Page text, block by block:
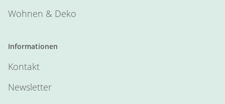
Wohnen & Deko
Informationen
Kontakt
Newsletter